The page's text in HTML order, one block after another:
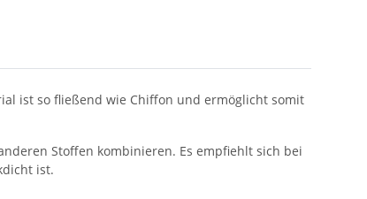
ist so fließend wie Chiffon und ermöglicht somit
Stoffen kombinieren. Es empfiehlt sich bei
ist.